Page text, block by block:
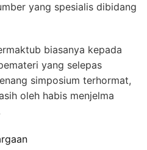
yang spesialis dibidang
biasanya kepada
yang selepas
simposium terhormat,
oleh habis menjelma